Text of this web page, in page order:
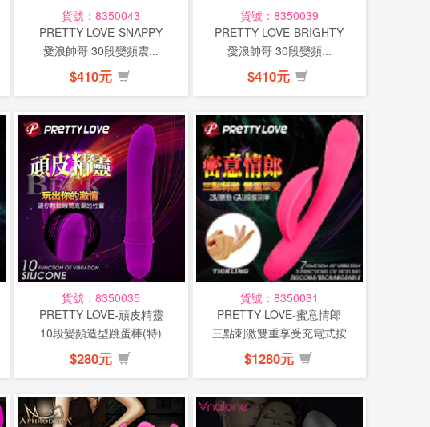
貨號：8350043
PRETTY LOVE-SNAPPY
愛浪帥哥 30段變頻震...
$410元
貨號：8350039
PRETTY LOVE-BRIGHTY
愛浪帥哥 30段變頻...
$410元
貨號：8350035
PRETTY LOVE-頑皮精靈
10段變頻造型跳蛋棒(特)
$280元
貨號：8350031
PRETTY LOVE-蜜意情郎
三點刺激雙重享受充電式按
摩...
$1280元